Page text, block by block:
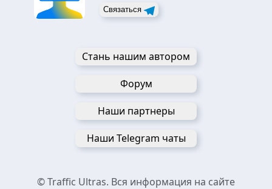
Связаться
Стань нашим автором
Форум
Наши партнеры
Наши Telegram чаты
© Traffic Ultras. Вся информация на сайте